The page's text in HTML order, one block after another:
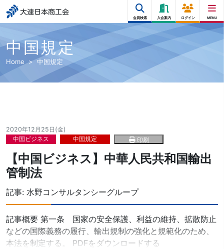
大連日本商工会
会員検索 入会案内 ログイン MENU
中国規定
Home 中国規定
2020年12月25日(金)
中国ビジネス
中国規定 印刷
【中国ビジネス】中華人民共和国輸出
管制法
記事: 水野コンサルタンシーグループ
記事概要 第一条 国家の安全保護、利益の維持、拡散防止
などの国際義務の履行、輸出規制の強化と規範化のため、
本法を制定する。 PDFをダウンロードする